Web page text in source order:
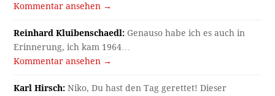
Kommentar ansehen →
Reinhard Kluibenschaedl: Genauso habe ich es auch in
Erinnerung, ich kam 1964…
Kommentar ansehen →
Karl Hirsch: Niko, Du hast den Tag gerettet! Dieser